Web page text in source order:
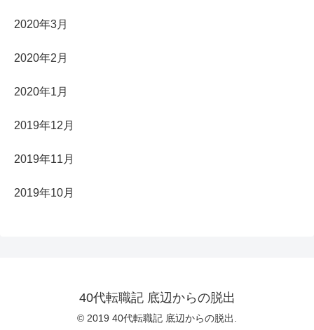
2020年3月
2020年2月
2020年1月
2019年12月
2019年11月
2019年10月
40代転職記 底辺からの脱出
© 2019 40代転職記 底辺からの脱出.